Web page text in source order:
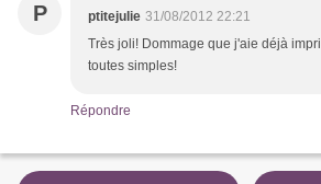
P ptitejulie 31/08/2012 22:21
Très joli! Dommage que j'aie déjà
toutes simples!
Répondre